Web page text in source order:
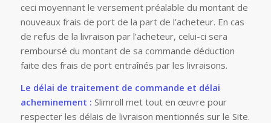
ceci moyennant le versement préalable du montant de
nouveaux frais de port de la part de l’acheteur. En cas
de refus de la livraison par l’acheteur, celui-ci sera
remboursé du montant de sa commande déduction
faite des frais de port entraînés par les livraisons.
Le délai de traitement de commande et délai
acheminement : Slimroll met tout en œuvre pour
respecter les délais de livraison mentionnés sur le Site.